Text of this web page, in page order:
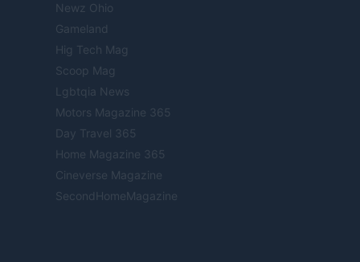
Newz Ohio
Gameland
Hig Tech Mag
Scoop Mag
Lgbtqia News
Motors Magazine 365
Day Travel 365
Home Magazine 365
Cineverse Magazine
SecondHomeMagazine